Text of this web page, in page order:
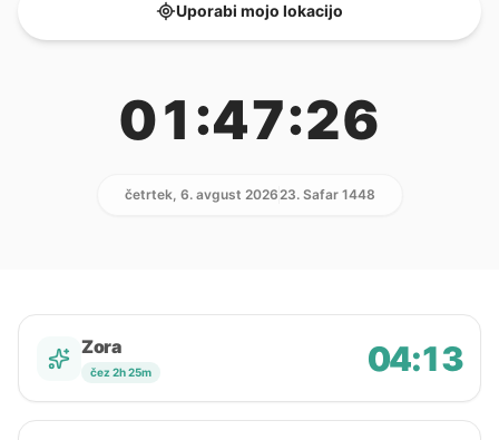
Uporabi mojo lokacijo
01:47:26
četrtek, 6. avgust 202623. Safar 1448
Zora
čez 2h 25m 04:13